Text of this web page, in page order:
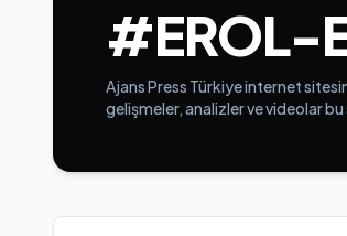
#EROL-
Ajans Press Türkiye internet
gelişmeler, analizler ve videolar